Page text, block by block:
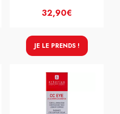
32,90€
JE LE PRENDS !